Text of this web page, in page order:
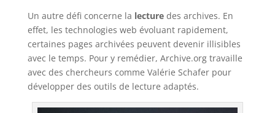
Un autre défi concerne la lecturedes archives. En
effet, les technologies web évoluant rapidement,
certaines pages archivées peuvent devenir illisibles
avec le temps. Pour y remédier, Archive.org travaille
avec des chercheurs comme Valérie Schafer pour
développer des outils de lecture adaptés.